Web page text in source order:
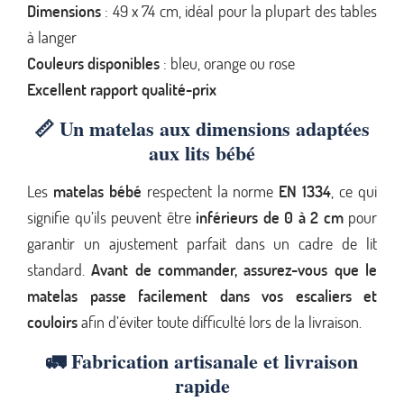
Dimensions : 49 x 74 cm, idéal pour la plupart des tables
à langer
Couleurs disponibles : bleu, orange ou rose
Excellent rapport qualité-prix
📏Un matelas aux dimensions adaptées
aux lits bébé
Les matelas bébé respectent la norme EN 1334, ce qui
signifie qu’ils peuvent être inférieurs de 0 à 2 cmpour
garantir un ajustement parfait dans un cadre de lit
standard.Avant de commander, assurez-vous que le
matelas passe facilement dans vos escaliers et
couloirsafin d’éviter toute difficulté lors de la livraison.
🚛Fabrication artisanale et livraison
rapide